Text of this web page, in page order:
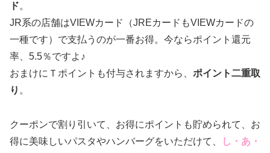
ド。
JR系の店舗はVIEWカード（JREカードもVIEWカードの
一種です）で支払うのが一番お得。今ならポイント還元
率、5.5％ですよ♪
おまけにＴポイントも付与されますから、 ポイント二重取
り 。
クーポンで割り引いて、お得にポイントも貯められて、お
得に美味しいパスタやハンバーグをいただけて、
し・あ・